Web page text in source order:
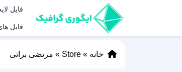
فایل
فایل
خانه »
Store
» مرتضی براتی